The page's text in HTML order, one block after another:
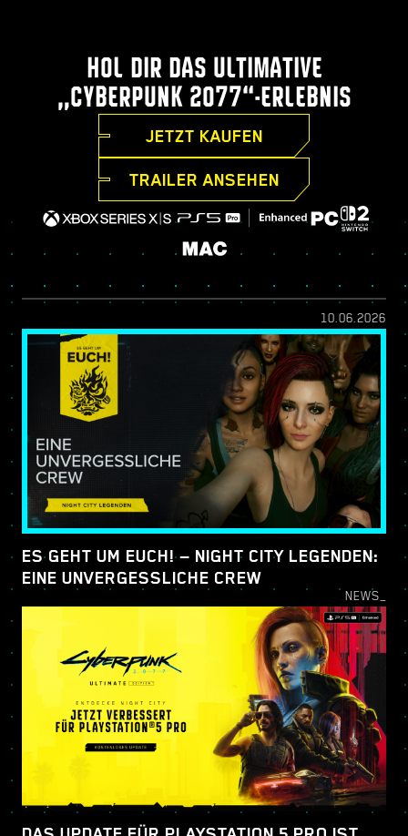
HOL DIR DAS ULTIMATIVE
„CYBERPUNK 2077“-ERLEBNIS
JETZT KAUFEN
TRAILER ANSEHEN
10.06.2026
ES GEHT UM EUCH! — NIGHT CITY LEGENDEN:
EINE UNVERGESSLICHE CREW
NEWS_